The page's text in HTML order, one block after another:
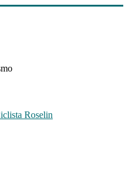
Roselin